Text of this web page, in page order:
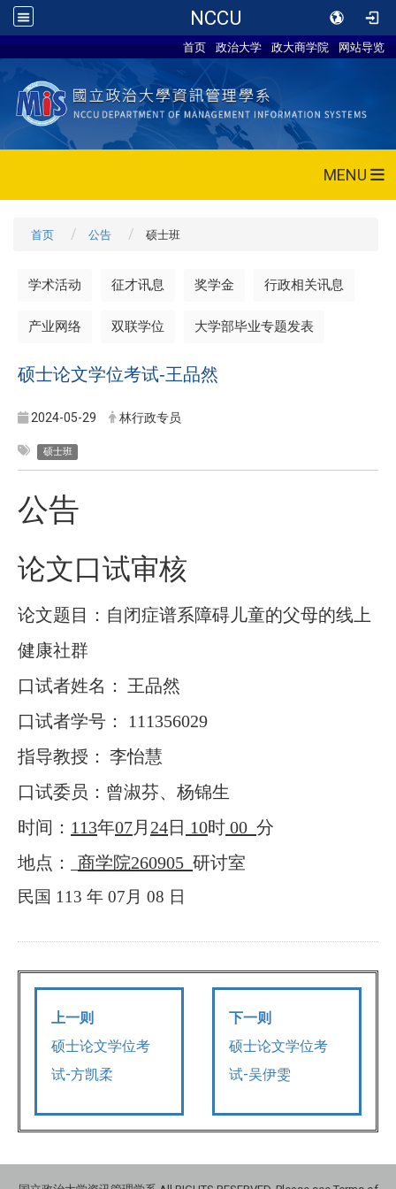
NCCU
首页 政治大学 政大商学院 网站导览
MENU
首页 公告 硕士班
学术活动 征才讯息 奖学金 行政相关讯息
产业网络 双联学位 大学部毕业专题发表
硕士论文学位考试-王品然
2024-05-29 林行政专员
硕士班
公告
论文口试审核
论文题目：自闭症谱系障碍儿童的父母的线上
健康社群
口试者姓名：
王品然
口试者学号：
111356029
指导教授： 李怡慧
口试委员：曾淑芬、杨锦生
时间： 113年07月 24日 10时 00 分
地点：
商学院260905 研讨室
民国 113 年 07 月 08 日
上一则
硕士论文学位考
试-方凯柔
下一则
硕士论文学位考
试-吴伊雯